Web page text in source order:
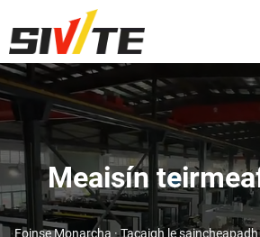
Meaisín
Foinse Monarcha · Tacaigh le